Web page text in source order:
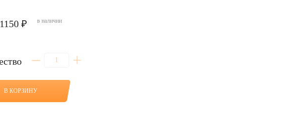
₽ в наличии
Количество
для
В КОРЗИНУ